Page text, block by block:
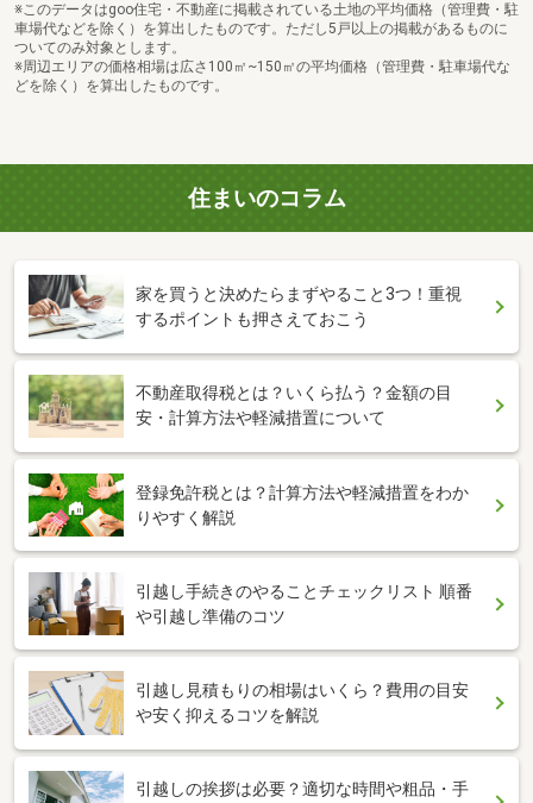
※このデータはgoo住宅・不動産に掲載されている土地の平均価格（管理費・駐
車場代などを除く）を算出したものです。ただし5戸以上の掲載があるものに
ついてのみ対象とします。
※周辺エリアの価格相場は広さ100㎡~150㎡の平均価格（管理費・駐車場代な
どを除く）を算出したものです。
住まいのコラム
家を買うと決めたらまずやること3つ！重視
するポイントも押さえておこう
不動産取得税とは？いくら払う？金額の目
安・計算方法や軽減措置について
登録免許税とは？計算方法や軽減措置をわか
りやすく解説
引越し手続きのやることチェックリスト 順番
や引越し準備のコツ
引越し見積もりの相場はいくら？費用の目安
や安く抑えるコツを解説
引越しの挨拶は必要？適切な時間や粗品・手